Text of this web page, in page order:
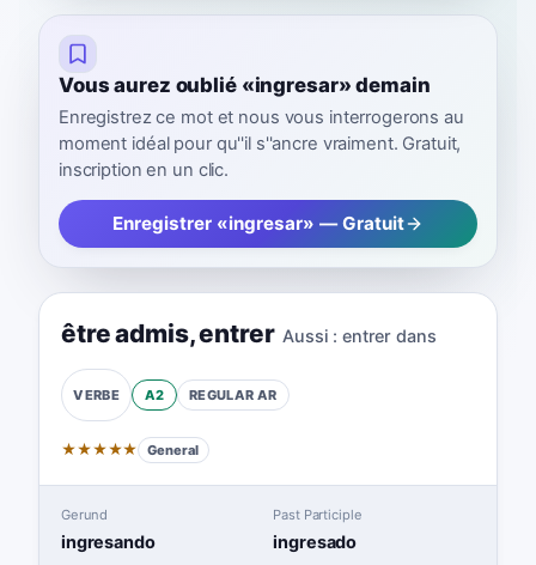
Vous aurez oublié «ingresar» demain
Enregistrez ce mot et nous vous interrogerons au
moment idéal pour qu''il s''ancre vraiment. Gratuit,
inscription en un clic.
Enregistrer «ingresar» — Gratuit
être admis,entrer Aussi : entrer dans
VERBE A2 REGULAR AR
★★★★★ General
Gerund
ingresando
Past Participle
ingresado